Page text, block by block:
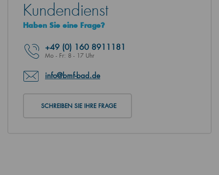
Kundendienst
Haben Sie eine Frage?
+49 (0) 160 8911181
Mo - Fr: 8 - 17 Uhr
info@bmf-bad.de
SCHREIBEN SIE IHRE FRAGE